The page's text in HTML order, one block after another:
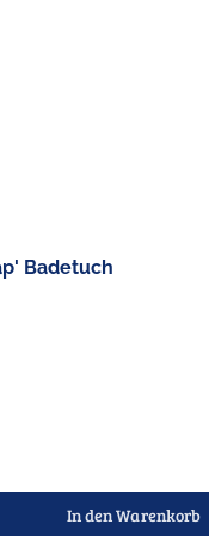
Badetuch
In den Warenkorb